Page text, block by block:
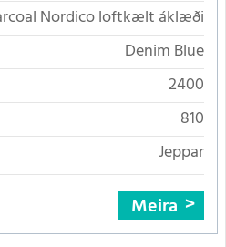
Nordico loftkælt áklæði
Denim Blue
2400
810
Jeppar
Meira